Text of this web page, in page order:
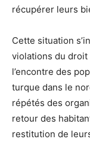
récupérer leurs
Cette situation
violations du
l’encontre des
turque dans le
répétés des
retour des
restitution de